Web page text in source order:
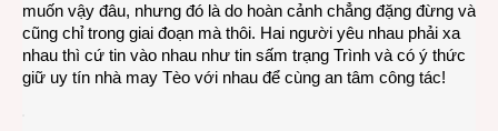
muốn vậy đâu, nhưng đó là do hoàn cảnh chẳng đặng đừng và
cũng chỉ trong giai đoạn mà thôi. Hai người yêu nhau phải xa
nhau thì cứ tin vào nhau như tin sấm trạng Trình và có ý thức
giữ uy tín nhà may Tèo với nhau để cùng an tâm công tác!